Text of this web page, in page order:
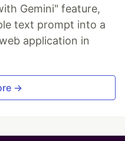
Gemini" feature,
text prompt into a
application in
→